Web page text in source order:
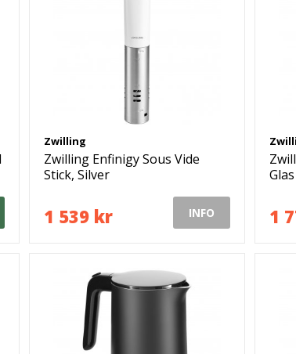
Zwilling
Zwilling Enfinigy Sous Vide
Stick, Silver
1 539 kr INFO 1